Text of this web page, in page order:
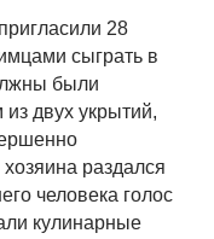
28
сыграть в
были
двух укрытий,
раздался
человека голос
кулинарные